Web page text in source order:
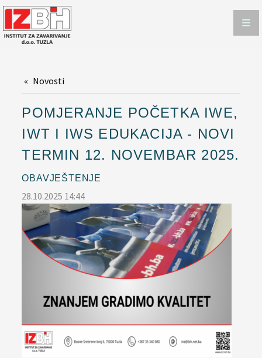
Novosti
POMJERANJE POČETKA IWE,
IWT I IWS EDUKACIJA - NOVI
TERMIN 12. NOVEMBAR 2025.
OBAVJEŠTENJE
28.10.2025 14:44
ISPITIVANJA
ISPITIVANJE METODAMA SA RAZARANJEM
CERTIFICIRANJE
KONTAKT